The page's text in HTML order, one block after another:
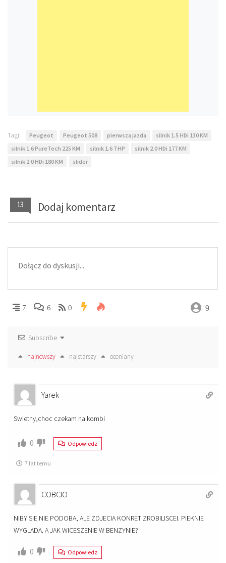
Tagi: Peugeot Peugeot 508 pierwsza jazda
silnik 1.5 HDi 130 KM
silnik 1.6 PureTech 225 KM
silnik 1.6 THP
silnik 2.0 HDi 177 KM
silnik 2.0 HDi 180 KM
slider
13 Dodaj komentarz
7 6 0 9
Subscribe
najnowszy najstarszy oceniany
Yarek
Swietny,choc czekam na kombi
0 Odpowiedz
7 lat temu
COBCIO
NIBY SIE NIE PODOBA, ALE ZDJECIA KONRET ZROBILISCEI. PIEKNIE
WYGLADA. A JAK WICESZENIE W BENZYNIE?
0 Odpowiedz